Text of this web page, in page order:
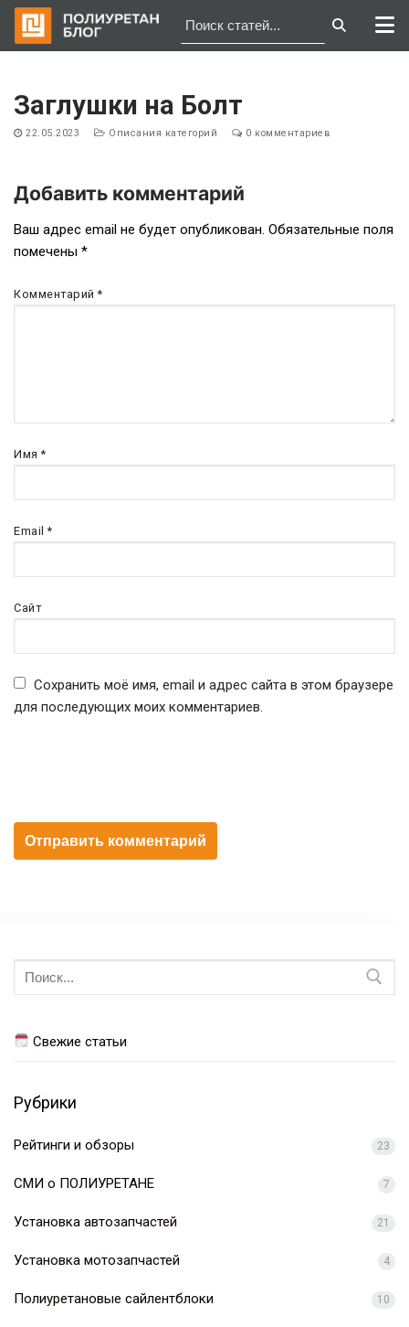
содержимому
Заглушки на Болт
22.05.2023 Описания категорий 0 комментариев
Навигация
по
записям
Добавить комментарий
Ваш адрес email не будет опубликован. Обязательные поля
помечены *
Комментарий*
Имя*
Email*
Сайт
Сохранить моё имя, email и адрес сайта в этом браузере
для последующих моих комментариев.
Искать:
Свежие статьи
Рубрики
Рейтинги и обзоры 23
СМИ о ПОЛИУРЕТАНЕ 7
Установка автозапчастей 21
Установка мотозапчастей 4
Полиуретановые сайлентблоки 10